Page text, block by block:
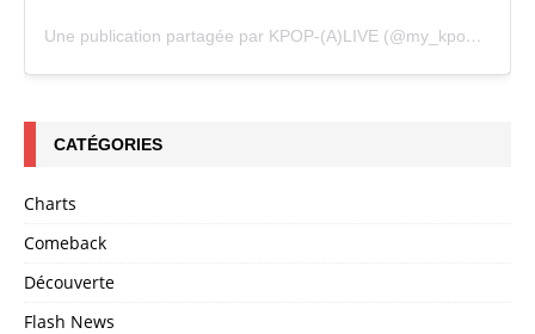
Une publication partagée par KPOP-(A)LIVE (@my_kpopalive)
CATÉGORIES
Charts
Comeback
Découverte
Flash News